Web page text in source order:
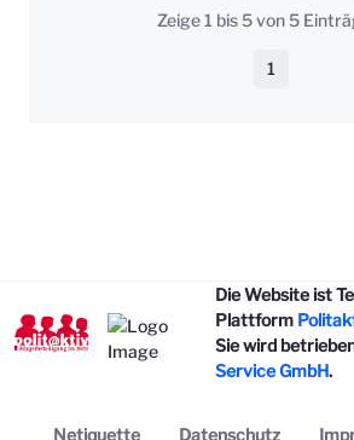
Zeige 1 bis 5 von 5
Seite
1
Die Website ist
Plattform
Sie wird
Service GmbH.
Netiquette Datenschutz